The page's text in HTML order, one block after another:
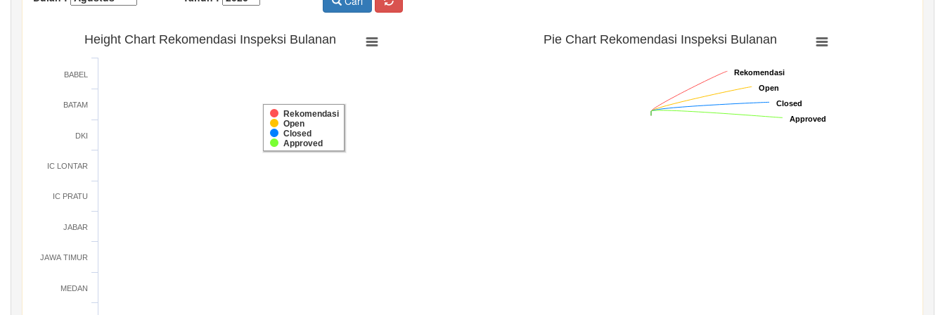
Height Chart Rekomendasi Inspeksi Bulanan
Rekomendasi
Open
Closed
Approved
BABEL
BATAM
DKI
IC LONTAR
IC PRATU
JABAR
JAWA TIMUR
MEDAN
Pie Chart Rekomendasi Inspeksi Bulanan
Rekomendasi
Rekomendasi
Open
Open
Closed
Closed
Approved
Approved